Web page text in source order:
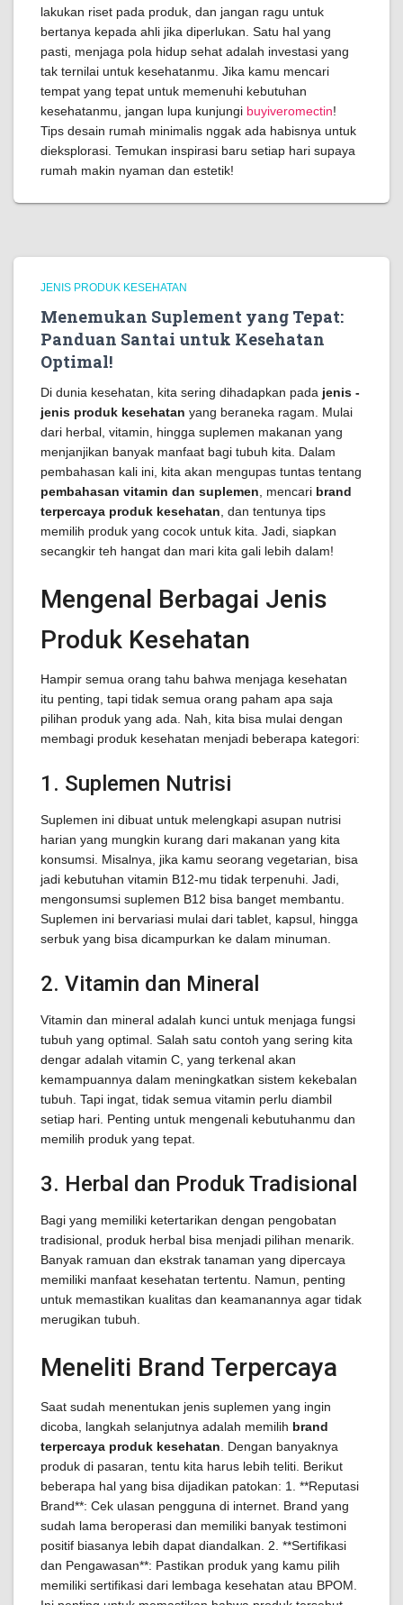
lakukan riset pada produk, dan jangan ragu untuk
bertanya kepada ahli jika diperlukan. Satu hal yang
pasti, menjaga pola hidup sehat adalah investasi yang
tak ternilai untuk kesehatanmu. Jika kamu mencari
tempat yang tepat untuk memenuhi kebutuhan
kesehatanmu, jangan lupa kunjungi buyiveromectin!
Tips desain rumah minimalis nggak ada habisnya untuk
dieksplorasi. Temukan inspirasi baru setiap hari supaya
rumah makin nyaman dan estetik!
JENIS PRODUK KESEHATAN
Menemukan Suplement yang Tepat:
Panduan Santai untuk Kesehatan
Optimal!
Di dunia kesehatan, kita sering dihadapkan pada jenis -
jenis produk kesehatan yang beraneka ragam. Mulai
dari herbal, vitamin, hingga suplemen makanan yang
menjanjikan banyak manfaat bagi tubuh kita. Dalam
pembahasan kali ini, kita akan mengupas tuntas tentang
pembahasan vitamin dan suplemen , mencari brand
terpercaya produk kesehatan , dan tentunya tips
memilih produk yang cocok untuk kita. Jadi, siapkan
secangkir teh hangat dan mari kita gali lebih dalam!
Mengenal Berbagai Jenis
Produk Kesehatan
Hampir semua orang tahu bahwa menjaga kesehatan
itu penting, tapi tidak semua orang paham apa saja
pilihan produk yang ada. Nah, kita bisa mulai dengan
membagi produk kesehatan menjadi beberapa kategori:
1. Suplemen Nutrisi
Suplemen ini dibuat untuk melengkapi asupan nutrisi
harian yang mungkin kurang dari makanan yang kita
konsumsi. Misalnya, jika kamu seorang vegetarian, bisa
jadi kebutuhan vitamin B12-mu tidak terpenuhi. Jadi,
mengonsumsi suplemen B12 bisa banget membantu.
Suplemen ini bervariasi mulai dari tablet, kapsul, hingga
serbuk yang bisa dicampurkan ke dalam minuman.
2. Vitamin dan Mineral
Vitamin dan mineral adalah kunci untuk menjaga fungsi
tubuh yang optimal. Salah satu contoh yang sering kita
dengar adalah vitamin C, yang terkenal akan
kemampuannya dalam meningkatkan sistem kekebalan
tubuh. Tapi ingat, tidak semua vitamin perlu diambil
setiap hari. Penting untuk mengenali kebutuhanmu dan
memilih produk yang tepat.
3. Herbal dan Produk Tradisional
Bagi yang memiliki ketertarikan dengan pengobatan
tradisional, produk herbal bisa menjadi pilihan menarik.
Banyak ramuan dan ekstrak tanaman yang dipercaya
memiliki manfaat kesehatan tertentu. Namun, penting
untuk memastikan kualitas dan keamanannya agar tidak
merugikan tubuh.
Meneliti Brand Terpercaya
Saat sudah menentukan jenis suplemen yang ingin
dicoba, langkah selanjutnya adalah memilih brand
terpercaya produk kesehatan . Dengan banyaknya
produk di pasaran, tentu kita harus lebih teliti. Berikut
beberapa hal yang bisa dijadikan patokan: 1. **Reputasi
Brand**: Cek ulasan pengguna di internet. Brand yang
sudah lama beroperasi dan memiliki banyak testimoni
positif biasanya lebih dapat diandalkan. 2. **Sertifikasi
dan Pengawasan**: Pastikan produk yang kamu pilih
memiliki sertifikasi dari lembaga kesehatan atau BPOM.